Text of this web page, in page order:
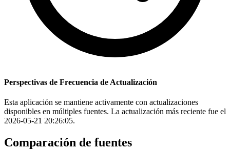
Perspectivas de Frecuencia de Actualización
Esta aplicación se mantiene activamente con actualizaciones
disponibles en múltiples fuentes. La actualización más reciente fue el
2026-05-21 20:26:05.
Comparación de fuentes